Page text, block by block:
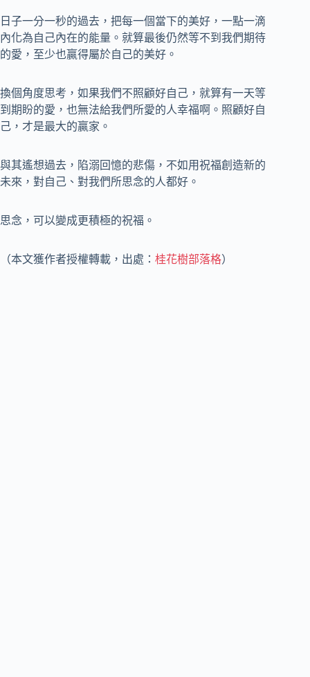
日子一分一秒的過去，把每一個當下的美好，一點一滴
內化為自己內在的能量。就算最後仍然等不到我們期待
的愛，至少也贏得屬於自己的美好。
換個角度思考，如果我們不照顧好自己，就算有一天等
到期盼的愛，也無法給我們所愛的人幸福啊。照顧好自
己，才是最大的贏家。
與其遙想過去，陷溺回憶的悲傷，不如用祝福創造新的
未來，對自己、對我們所思念的人都好。
思念，可以變成更積極的祝福。
（本文獲作者授權轉載，出處： 桂花樹部落格）